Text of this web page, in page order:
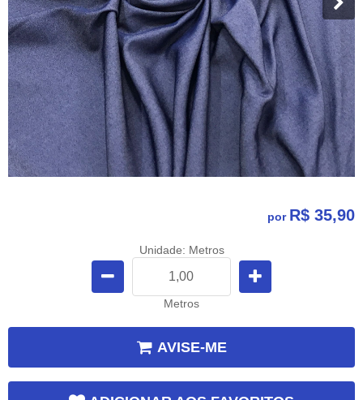
por R$ 35,90
Unidade: Metros
Metros
AVISE-ME